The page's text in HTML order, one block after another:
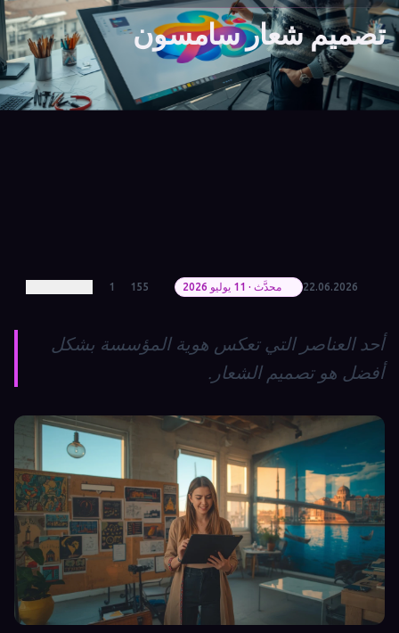
تصميم شعار سامسون
22.06.2026 محدَّث · 11 يوليو 2026 155
1
أحد العناصر التي تعكس هوية المؤسسة بشكل
أفضل هو تصميم الشعار.